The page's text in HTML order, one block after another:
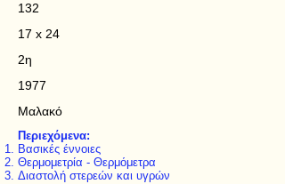
132
17 x 24
2η
1977
Μαλακό
Περιεχόμενα:
Βασικές έννοιες
Θερμομετρία - Θερμόμετρα
Διαστολή στερεών και υγρών